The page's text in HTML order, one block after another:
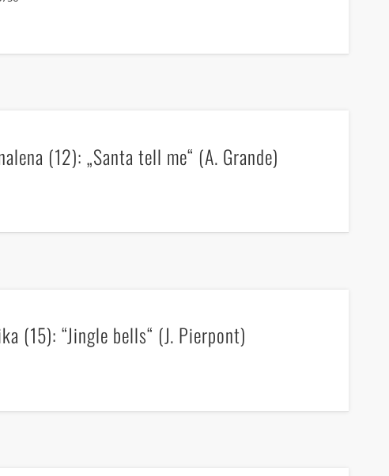
(12): „Santa tell me“ (A. Grande)
(15): “Jingle bells“ (J. Pierpont)